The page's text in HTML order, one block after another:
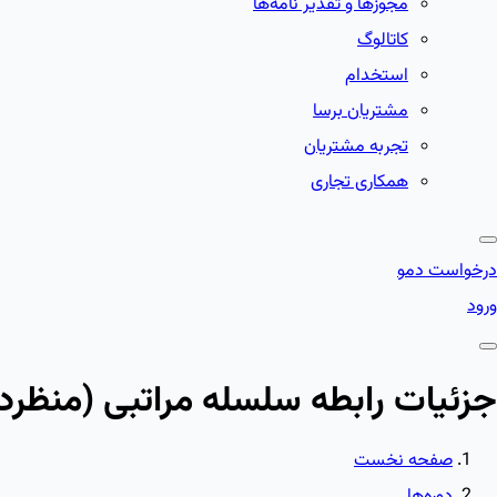
کاتالوگ
استخدام
مشتریان برسا
تجربه مشتریان
همکاری تجاری
درخواست دمو
ورود
جزئیات رابطه سلسله مراتبی
صفحه نخست